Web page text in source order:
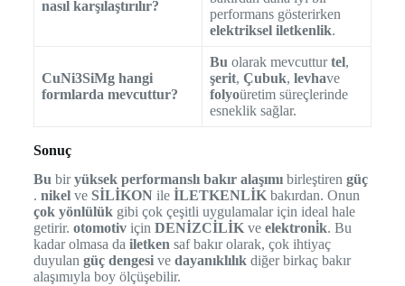
nasıl karşılaştırılır?
performans gösterirken
elektriksel iletkenlik.
CuNi3SiMg hangi
formlarda mevcuttur?
Bu olarak mevcutturtel,
şerit, Çubuk, levhave
folyoüretim süreçlerinde
esneklik sağlar.
Sonuç
Bubiryüksek performanslı bakır alaşımıbirleştiren güç
. nikelve SİLİKONile İLETKENLİKbakırdan. Onun
çok yönlülükgibi çok çeşitli uygulamalar için ideal hale
getirir. otomotiviçin DENİZCİLİKve elektroni̇k. Bu
kadar olmasa da iletkensaf bakır olarak, çok ihtiyaç
duyulan güç dengesive dayanıklılıkdiğer birkaç bakır
alaşımıyla boy ölçüşebilir.